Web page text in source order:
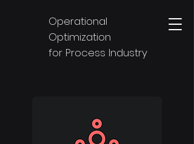
Operational
Optimization
for Process Industry